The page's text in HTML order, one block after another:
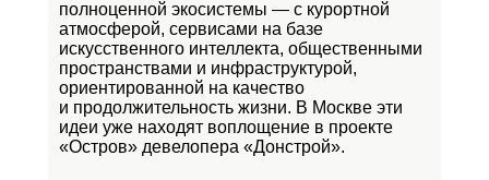
полноценной экосистемы — с курортной
атмосферой, сервисами на базе
искусственного интеллекта, общественными
пространствами и инфраструктурой,
ориентированной на качество
и продолжительность жизни. В Москве эти
идеи уже находят воплощение в проекте
«Остров» девелопера «Донстрой».